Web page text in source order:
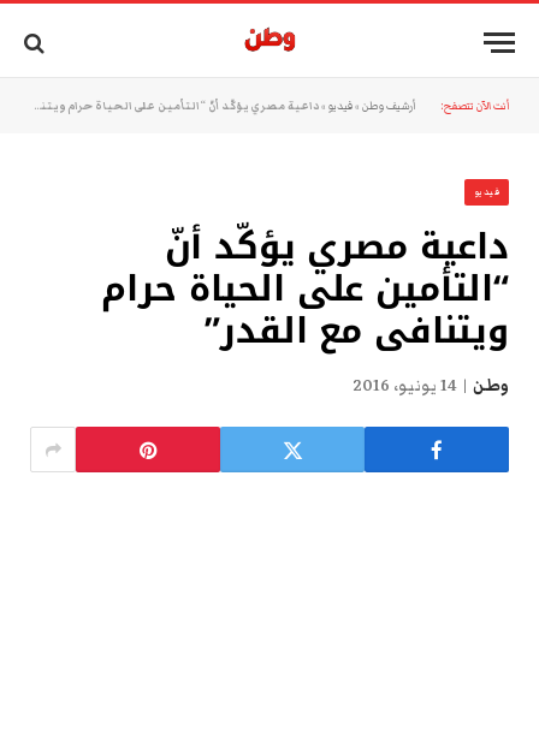
أنت الآن تتصفح: أرشيف وطن »فيديو »داعية مصري يؤكّد أنّ “التأمين على الحياة حرام ويتنافى مع القدر”
فيديو
داعية مصري يؤكّد أنّ
“التأمين على الحياة حرام
ويتنافى مع القدر”
وطن 14 يونيو، 2016